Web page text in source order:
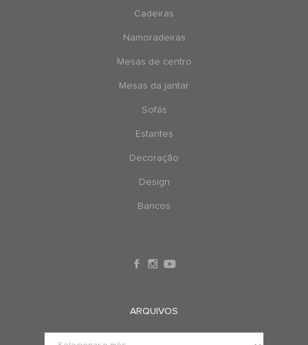
Cadeiras
Namoradeiras
Mesas de centro
Mesas da jantar
Sofás
Estantes
Decoração
Design
Bancos
ARQUIVOS